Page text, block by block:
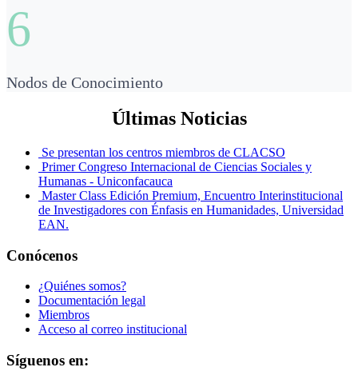
6
Nodos de Conocimiento
Últimas Noticias
Se presentan los centros miembros de CLACSO
Primer Congreso Internacional de Ciencias Sociales y
Humanas - Uniconfacauca
Master Class Edición Premium, Encuentro Interinstitucional
de Investigadores con Énfasis en Humanidades, Universidad
EAN.
Conócenos
¿Quiénes somos?
Documentación legal
Miembros
Acceso al correo institucional
Síguenos en: